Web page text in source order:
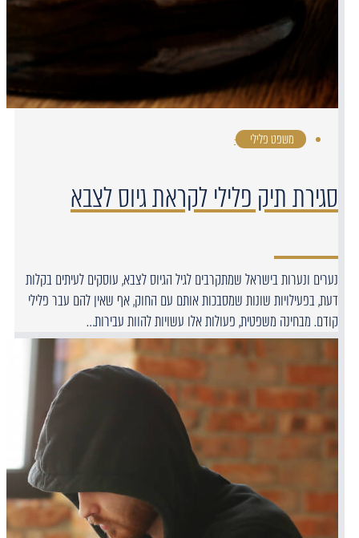
משפט פלילי ·
סגירת תיק פלילי לקראת גיוס לצבא
נערים ונערות בישראל שמתקרבים לגיל הגיוס לצבא, עוסקים לעיתים בקלות
דעת, בפעילויות שונות שמסבכות אותם עם החוק, אף שאין להם עבר פלילי
קודם. מבחינה משפטית, פעולות אלו עשויות להוות עבירות…